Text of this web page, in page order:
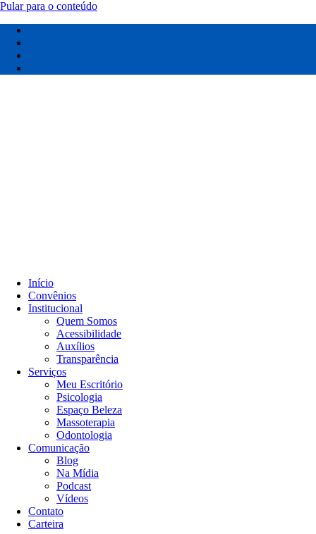
Pular para o conteúdo
Início
Convênios
Institucional
Quem Somos
Acessibilidade
Auxílios
Transparência
Serviços
Meu Escritório
Psicologia
Espaço Beleza
Massoterapia
Odontologia
Comunicação
Blog
Na Mídia
Podcast
Vídeos
Contato
Carteira